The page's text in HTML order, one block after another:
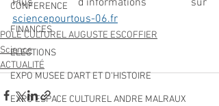
CONFERENCE
FINANCES
ELECTIONS
EXPO MUSEE D'ART ET D'HISTOIRE
EXPO ESPACE CULTUREL ANDRE MALRAUX
sciencepourtous-06.fr
POLE CULTUREL AUGUSTE ESCOFFIER
Science
ACTUALITÉ